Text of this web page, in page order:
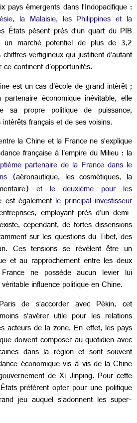
pays émergents dans l’Indopacifique :
la Malaisie, les Philippines et la
États pèsent près d’un quart du PIB
un marché potentiel de plus de 3,2
vertigineux qui justifient d’autant
continent d'opportunités.
est un cas d'école de grand intérêt ;
économique inévitable, elle
sa propre politique de puissance,
français et de ses voisins.
la Chine et la France ne s’explique
française à l'empire du Milieu : la
partenaire de la France dans le
(aéronautique, les cosmétiques, la
et le deuxième pour les
est également le principal investisseur
employant près d’un demi-
cependant, de fortes dissensions
sur les questions du Tibet, des
Ces tensions se révèlent être un
et au rapprochement entre les deux
ne possède aucun levier lui
influence politique en Chine.
de s’accorder avec Pékin, cet
s’avérer utile pour les relations
acteurs de la zone. En effet, les pays
doivent composer au quotidien avec
dans la région et sont souvent
économique vis-à-vis de la Chine
de Xi Jinping. Pour cette
préfèrent opter pour une politique
jeu auquel s’adonnent les super-